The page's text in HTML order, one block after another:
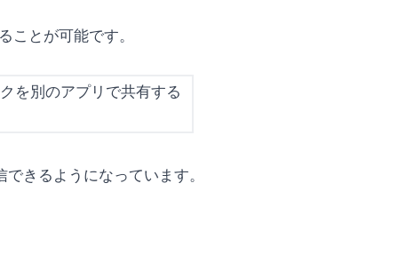
とが可能です。
きるようになっています。